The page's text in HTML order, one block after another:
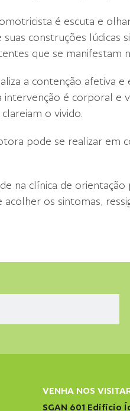
é escuta e
construções lúdicas
que se manifestam
a contenção afetiva
intervenção é corporal
o vivido.
pode se realizar em
na clínica de
acolher os sintomas,
VENHA NOS
SGAN 601 Edifício